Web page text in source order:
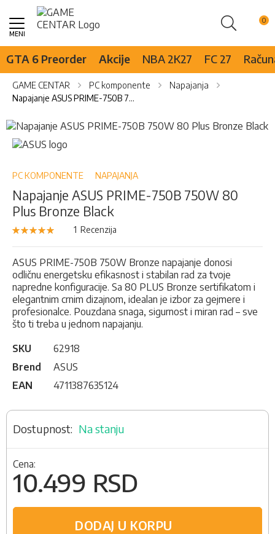
Pretraži
Skip
Content
GTA 6 Preorder Akcije NBA 2K27 FC 27
GAME CENTAR PC komponente
Napajanja
Napajanje ASUS PRIME-750B 750W 80 Plus Bronze Black
Skip
to
the
of
images
gallery
Skip
to
beginning
the
images
gallery
PC KOMPONENTE NAPAJANJA
Napajanje ASUS PRIME-750B 750W 80
Plus Bronze Black
Rejting:
100
% of 100
1 Recenzija
ASUS PRIME-750B 750W Bronze napajanje donosi
odličnu energetsku efikasnost i stabilan rad za tvoje
napredne konfiguracije. Sa 80 PLUS Bronze sertifikatom i
elegantnim crnim dizajnom, idealan je izbor za gejmere i
profesionalce. Pouzdana snaga, sigurnost i miran rad – sve
što ti treba u jednom napajanju.
SKU
62918
Brend
ASUS
EAN
4711387635124
Na stanju
Cena:
10.499 RSD
DODAJ U KORPU